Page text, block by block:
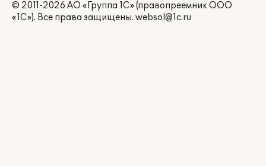
© 2011-2026 АО «Группа 1С» (правопреемник ООО
«1С»). Все права защищены. websol@1c.ru